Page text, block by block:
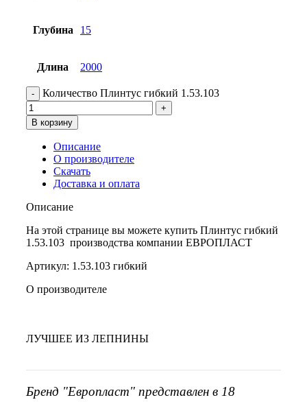
Глубина 15
Длина 2000
Количество Плинтус гибкий 1.53.103
В корзину
Описание
О производителе
Скачать
Доставка и оплата
Описание
На этой странице вы можете купить Плинтус гибкий
1.53.103 производства компании ЕВРОПЛАСТ
Артикул: 1.53.103 гибкий
О производителе
ЛУЧШЕЕ ИЗ ЛЕПНИНЫ
Бренд "Европласт" представлен в 18